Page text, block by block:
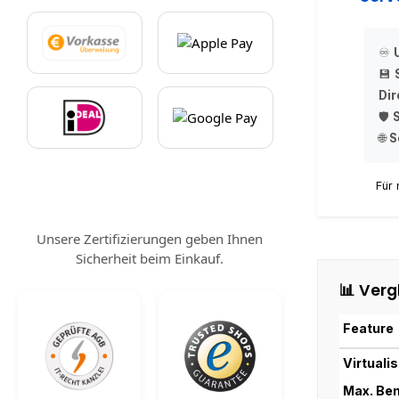
Unsere Zertifizierungen geben Ihnen
Sicherheit beim Einkauf.
S2D ist
based).
♾️
💾
🛡️
🌐
Für
📊
Feature
Max.